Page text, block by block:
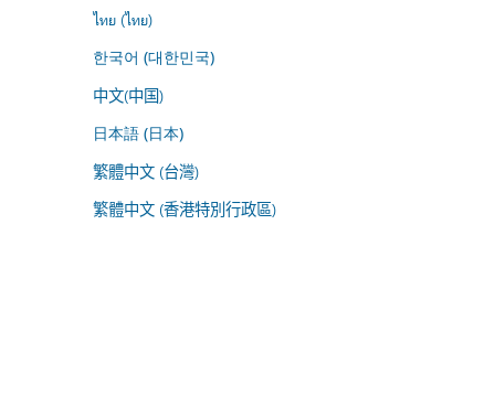
ไทย (ไทย)
한국어 (대한민국)
中文(中国)
日本語 (日本)
繁體中文 (台灣)
繁體中文 (香港特別行政區)